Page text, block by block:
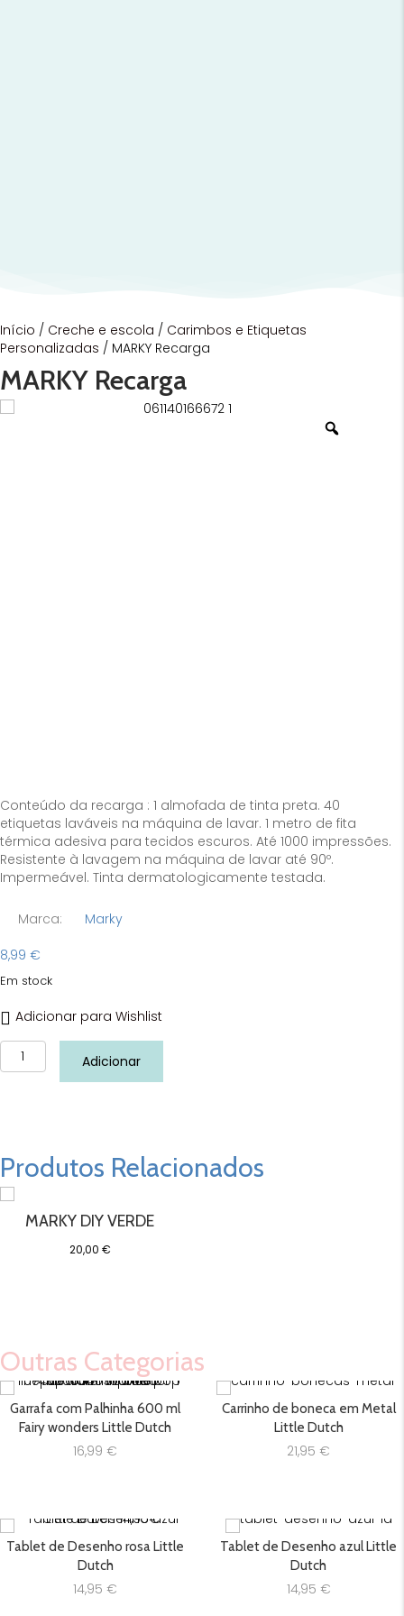
Início / Creche e escola / Carimbos e Etiquetas
Personalizadas / MARKY Recarga
MARKY Recarga
Conteúdo da recarga : 1 almofada de tinta preta. 40
etiquetas laváveis na máquina de lavar. 1 metro de fita
térmica adesiva para tecidos escuros. Até 1000 impressões.
Resistente à lavagem na máquina de lavar até 90º.
Impermeável. Tinta dermatologicamente testada.
Marca:
Marky
8,99 €
Em stock
Adicionar para Wishlist
Quantidade
de
Adicionar
Produtos Relacionados
MARKY DIY VERDE
20,00 €
Outras Categorias
Garrafa com Palhinha 600 ml
Fairy wonders Little Dutch
16,99 €
Carrinho de boneca em Metal
Little Dutch
21,95 €
Tablet de Desenho rosa Little
Dutch
14,95 €
Tablet de Desenho azul Little
Dutch
14,95 €